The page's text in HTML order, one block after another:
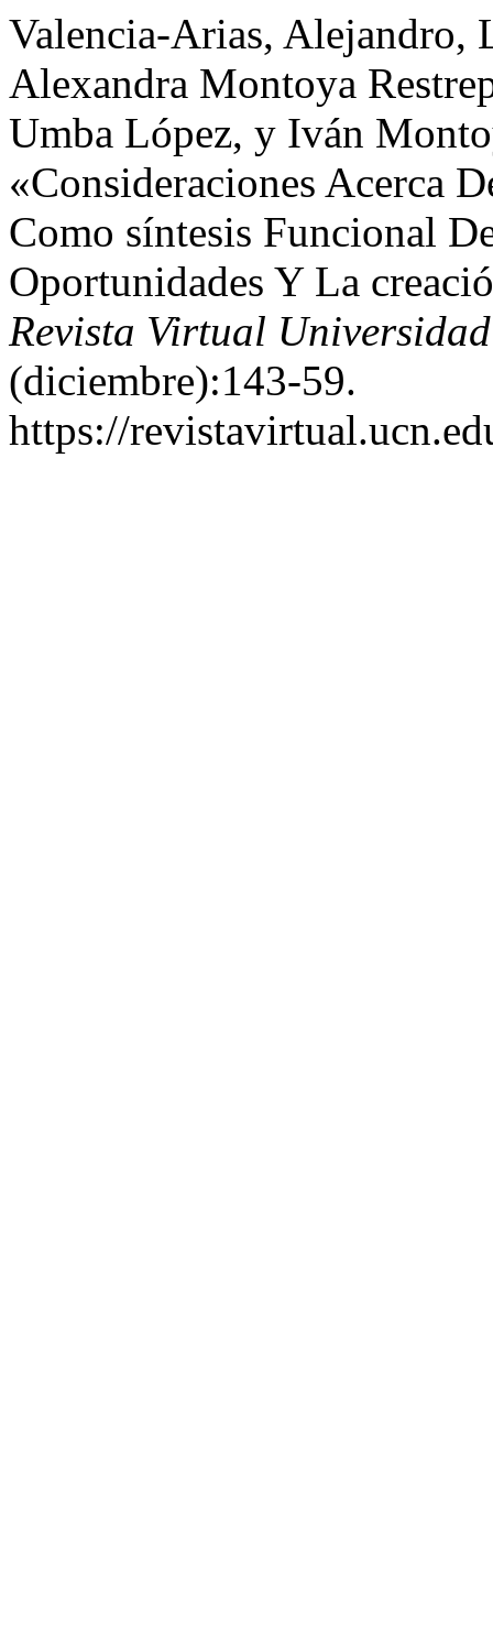
Valencia-Arias, Alejandro,
Alexandra Montoya
Umba López, y Iván
«Consideraciones Acerca
Como síntesis Funcional
Oportunidades Y La
Revista Virtual
(diciembre):143-59.
https://